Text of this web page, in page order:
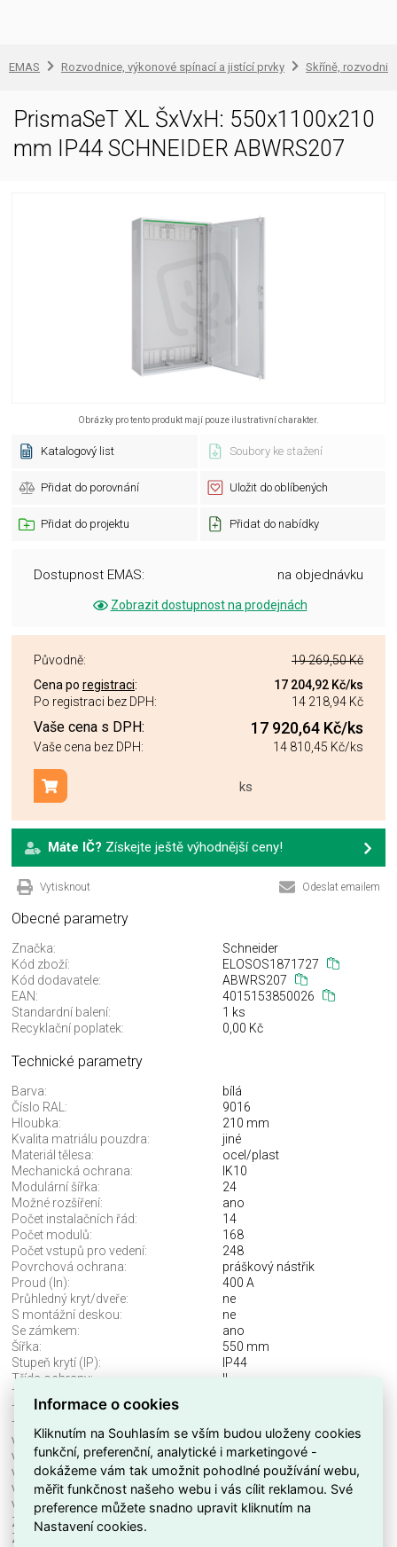
EMAS Rozvodnice, výkonové spínací a jistící prvky Skříně,
PrismaSeT XL ŠxVxH: 550x1100x210
mm IP44 SCHNEIDER ABWRS207
Obrázky pro tento produkt mají pouze ilustrativní charakter.
Katalogový list Soubory ke stažení
Přidat do porovnání Uložit do oblíbených
Přidat do projektu Přidat do nabídky
Dostupnost EMAS: na objednávku
Zobrazit dostupnost na prodejnách
Původně:
19 269,50 Kč
Cena po registraci: 17 204,92 Kč/ks
Po registraci bez DPH:
14 218,94 Kč
Vaše cena s DPH: 17 920,64 Kč/ks
Vaše cena bez DPH: 14 810,45 Kč/ks
ks
Přidat do košíku
Máte IČ? Získejte ještě výhodnější ceny!
Vytisknout Odeslat emailem
Obecné parametry
Značka:
Schneider
Kód zboží:
ELOSOS1871727
Kód dodavatele:
ABWRS207
EAN:
4015153850026
Standardní balení:
1 ks
Recyklační poplatek:
0,00 Kč
Technické parametry
Barva:
bílá
Číslo RAL:
9016
Hloubka:
210 mm
Kvalita matriálu pouzdra:
jiné
Materiál tělesa:
ocel/plast
Mechanická ochrana:
IK10
Modulární šířka:
24
Možné rozšíření:
ano
Počet instalačních řád:
14
Počet modulů:
168
Počet vstupů pro vedení:
248
Povrchová ochrana:
práškový nástřik
Proud (In):
400 A
Průhledný kryt/dveře:
ne
S montážní deskou:
ne
Se zámkem:
ano
Šířka:
550 mm
Stupeň krytí (IP):
IP44
Třída ochrany:
II
Typ dveří:
Typ zakrytí:
Typ zákrytu:
uzavřené
Vestavěná hloubka:
210 mm
Vhodné pro ochranu před bleskem:
ne
Vhodné pro venkovní použití:
ne
Vnitřní hloubka:
200 mm
Výška:
1100 mm
Zachování funkčnosti sytému:
Způsob montáže:
Informace o cookies
Kliknutím na Souhlasím se vším budou uloženy cookies
funkční, preferenční, analytické i marketingové -
dokážeme vám tak umožnit pohodlné používání webu,
měřit funkčnost našeho webu i vás cílit reklamou. Své
preference můžete snadno upravit kliknutím na
Nastavení cookies.